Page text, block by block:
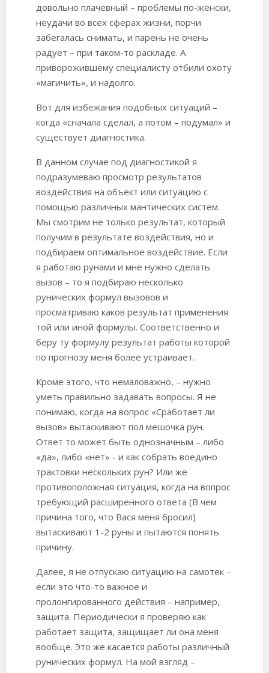
довольно плачевный – проблемы по-женски,
неудачи во всех сферах жизни, порчи
забегалась снимать, и парень не очень
радует – при таком-то раскладе. А
приворожившему специалисту отбили охоту
«магичить», и надолго.
Вот для избежания подобных ситуаций –
когда «сначала сделал, а потом – подумал» и
существует диагностика.
В данном случае под диагностикой я
подразумеваю просмотр результатов
воздействия на объект или ситуацию с
помощью различных мантических систем.
Мы смотрим не только результат, который
получим в результате воздействия, но и
подбираем оптимальное воздействие. Если
я работаю рунами и мне нужно сделать
вызов – то я подбираю несколько
рунических формул вызовов и
просматриваю каков результат применения
той или иной формулы. Соответственно и
беру ту формулу результат работы которой
по прогнозу меня более устраивает.
Кроме этого, что немаловажно, – нужно
уметь правильно задавать вопросы. Я не
понимаю, когда на вопрос «Сработает ли
вызов» вытаскивают пол мешочка рун.
Ответ то может быть однозначным – либо
«да», либо «нет» - и как собрать воедино
трактовки нескольких рун? Или же
противоположная ситуация, когда на вопрос
требующий расширенного ответа (В чем
причина того, что Вася меня бросил)
вытаскивают 1-2 руны и пытаются понять
причину.
Далее, я не отпускаю ситуацию на самотек –
если это что-то важное и
пролонгированного действия – например,
защита. Периодически я проверяю как
работает защита, защищает ли она меня
вообще. Это же касается работы различный
рунических формул. На мой взгляд –